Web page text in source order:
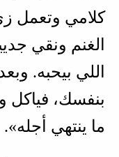
كلامي وتعمل
الغنم ونقي
اللي بيحبه.
بنفسك، فياكل
ما ينتهي أجله».